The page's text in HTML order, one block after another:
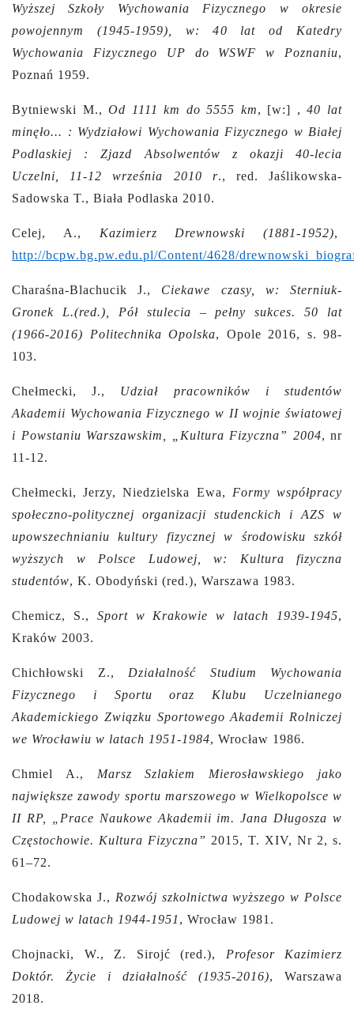
Wyższej Szkoły Wychowania Fizycznego w okresie
powojennym (1945-1959), w: 40 lat od Katedry
Wychowania Fizycznego UP do WSWF w Poznaniu,
Poznań 1959.
Bytniewski M.,Od 1111 km do 5555 km, [w:] ,40 lat
minęło... : Wydziałowi Wychowania Fizycznego w Białej
Podlaskiej : Zjazd Absolwentów z okazji 40-lecia
Uczelni, 11-12 września 2010 r., red. Jaślikowska-
Sadowska T., Biała Podlaska 2010.
Celej, A., Kazimierz Drewnowski (1881-1952),
http://bcpw.bg.pw.edu.pl/Content/4628/
Charaśna-Blachucik J., Ciekawe czasy, w: Sterniuk-
Gronek L.(red.), Pół stulecia – pełny sukces. 50 lat
(1966-2016) Politechnika Opolska, Opole 2016, s. 98-
103.
Chełmecki, J., Udział pracowników i studentów
Akademii Wychowania Fizycznego w II wojnie światowej
i Powstaniu Warszawskim, „Kultura Fizyczna” 2004, nr
11-12.
Chełmecki, Jerzy, Niedzielska Ewa, Formy współpracy
społeczno-politycznej organizacji studenckich i AZS w
upowszechnianiu kultury fizycznej w środowisku szkół
wyższych w Polsce Ludowej, w: Kultura fizyczna
studentów, K. Obodyński (red.), Warszawa 1983.
Chemicz, S., Sport w Krakowie w latach 1939-1945,
Kraków 2003.
Chichłowski Z., Działalność Studium Wychowania
Fizycznego i Sportu oraz Klubu Uczelnianego
Akademickiego Związku Sportowego Akademii Rolniczej
we Wrocławiu w latach 1951-1984, Wrocław 1986.
Chmiel A., Marsz Szlakiem Mierosławskiego jako
największe zawody sportu marszowego w Wielkopolsce w
II RP, „Prace Naukowe Akademii im. Jana Długosza w
Częstochowie. Kultura Fizyczna” 2015, T. XIV, Nr 2, s.
61–72.
Chodakowska J., Rozwój szkolnictwa wyższego w Polsce
Ludowej w latach 1944-1951 , Wrocław 1981.
Chojnacki, W., Z. Sirojć (red.), Profesor Kazimierz
Doktór. Życie i działalność (1935-2016), Warszawa
2018.